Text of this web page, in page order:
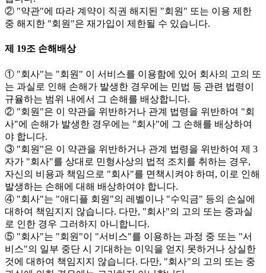
② "약관"에 따라 계약이 직권 해지된 "회원" 또는 이용 제한
중 해지한 "회원"은 재가입이 제한될 수 있습니다.
제 19조 손해배상
① "회사"는 "회원" 이 서비스를 이용함에 있어 회사의 고의 또
는 과실로 인해 손해가 발생한 경우에는 민법 등 관련 법령이
규율하는 범위 내에서 그 손해를 배상합니다.
② "회원"은 이 약관을 위반하거나 관계 법령을 위반하여 "회
사"에 손해가 발생한 경우에는 "회사"에 그 손해를 배상하여
야 합니다.
③ "회원"은 이 약관을 위반하거나 관계 법령을 위반하여 제 3
자가 "회사"를 상대로 민형사상의 법적 조치를 취하는 경우,
자신의 비용과 책임으로 "회사"를 면책시켜야 하며, 이로 인해
발생하는 손해에 대해 배상하여야 합니다.
④ "회사"는 "애디플 회원"의 레벨이나 "수익금" 등의 손실에
대하여 책임지지 않습니다. 다만, "회사"의 고의 또는 중과실
로 인한 경우 그러하지 아니합니다.
⑤ "회사"는 "회원"이 "서비스"를 이용하는 과정 중 또는 "서
비스"의 일부 중단 시 기대하는 이익을 얻지 못하거나 상실한
것에 대하여 책임지지 않습니다. 다만, "회사"의 고의 또는 중